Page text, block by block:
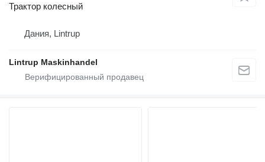
Трактор колесный
Дания, Lintrup
Lintrup Maskinhandel